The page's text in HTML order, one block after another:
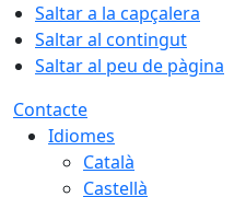
Saltar a la capçalera
Saltar al contingut
Saltar al peu de pàgina
Contacte
Idiomes
Català
Castellà